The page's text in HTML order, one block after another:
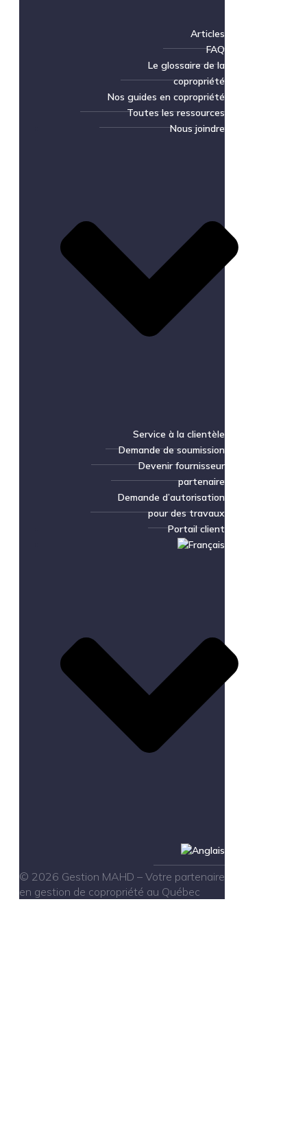
Articles
FAQ
Le glossaire de la
copropriété
Nos guides en copropriété
Toutes les ressources
Nous joindre
Service à la clientèle
Demande de soumission
Devenir fournisseur
partenaire
Demande d’autorisation
pour des travaux
Portail client
© 2026 Gestion MAHD – Votre partenaire
en gestion de copropriété au Québec